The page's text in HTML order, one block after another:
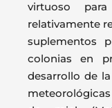
virtuoso
relativamente
suplementos
colonias en
desarrollo de